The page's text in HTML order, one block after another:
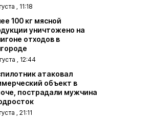
, 11:18
100 кг мясной
уничтожено на
отходов в
, 12:44
атаковал
объект в
пострадали мужчина
, 21:11